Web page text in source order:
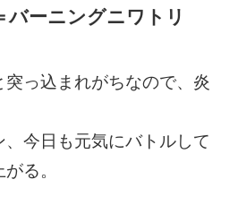
バーニングニワトリ
突っ込まれがちなので、炎
、今日も元気にバトルして
る。